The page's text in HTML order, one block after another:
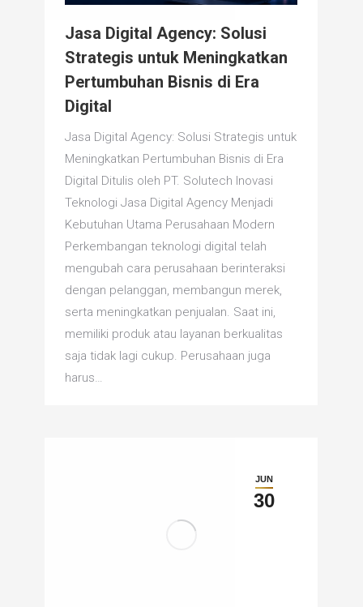
Jasa Digital Agency: Solusi
Strategis untuk Meningkatkan
Pertumbuhan Bisnis di Era
Digital
Jasa Digital Agency: Solusi Strategis untuk
Meningkatkan Pertumbuhan Bisnis di Era
Digital Ditulis oleh PT. Solutech Inovasi
Teknologi Jasa Digital Agency Menjadi
Kebutuhan Utama Perusahaan Modern
Perkembangan teknologi digital telah
mengubah cara perusahaan berinteraksi
dengan pelanggan, membangun merek,
serta meningkatkan penjualan. Saat ini,
memiliki produk atau layanan berkualitas
saja tidak lagi cukup. Perusahaan juga
harus…
JUN
30